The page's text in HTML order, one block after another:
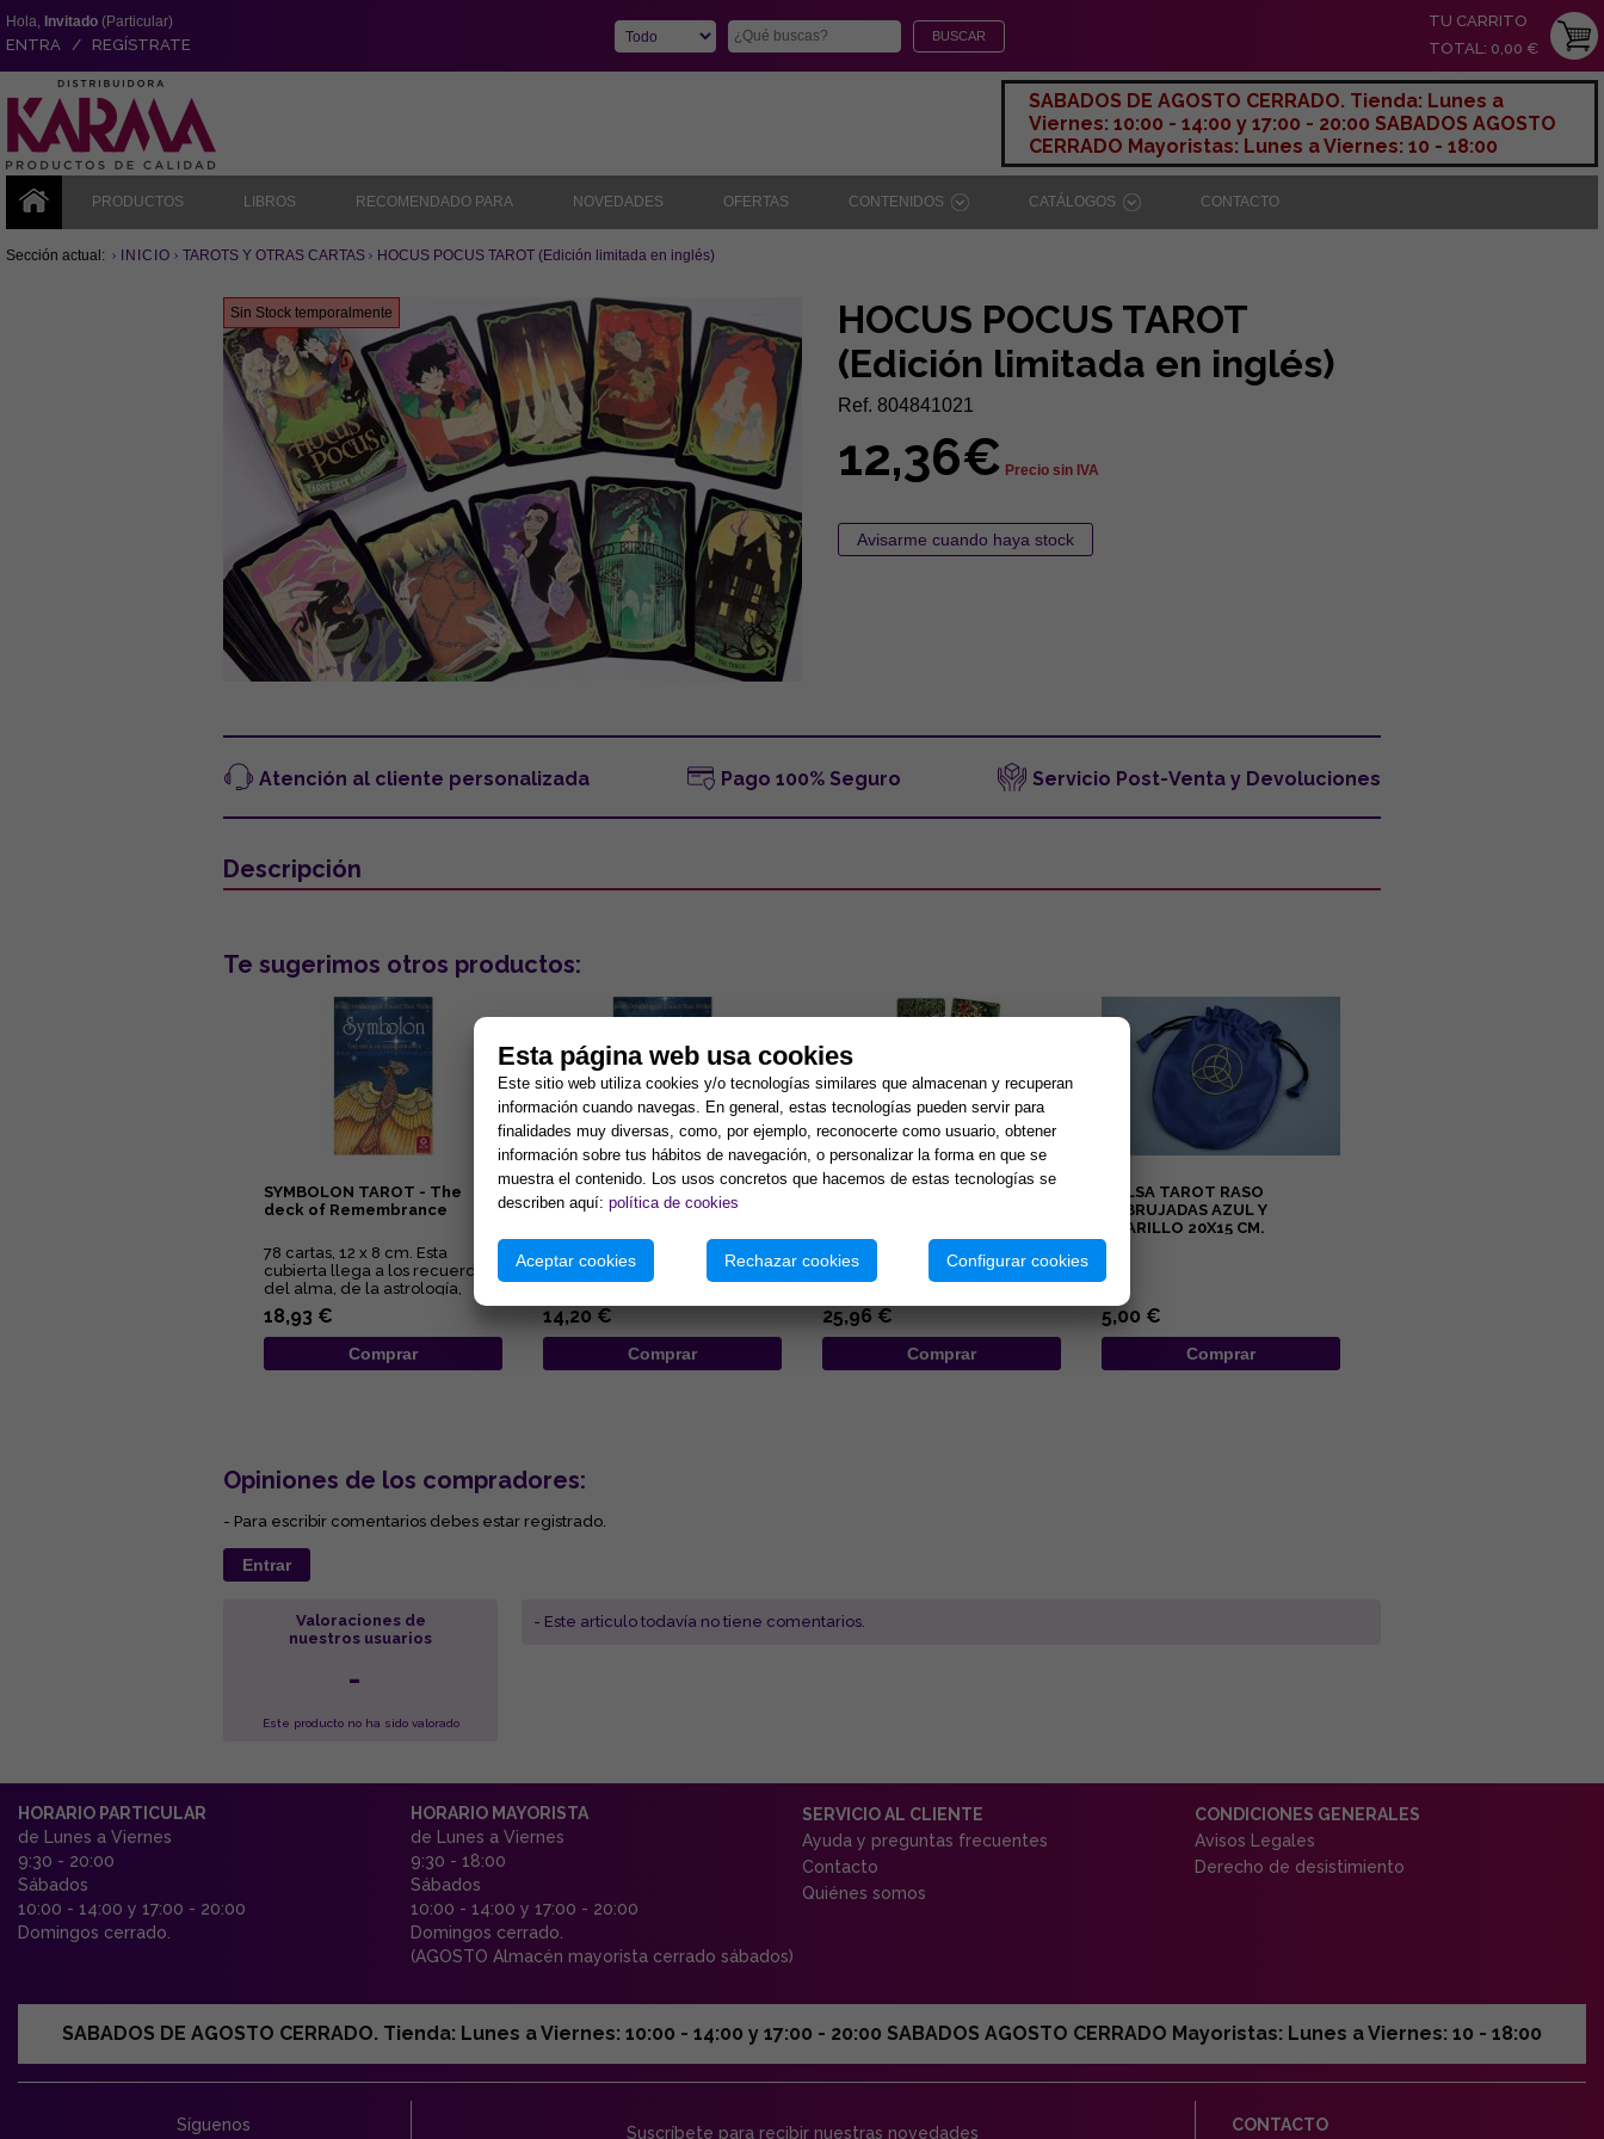
Hola, Invitado (Particular)
ENTRA / REGÍSTRATE
TU CARRITO
TOTAL: 0,00 €
SABADOS DE AGOSTO CERRADO. Tienda: Lunes a
Viernes: 10:00 - 14:00 y 17:00 - 20:00 SABADOS AGOSTO
CERRADO Mayoristas: Lunes a Viernes: 10 - 18:00
PRODUCTOS LIBROS RECOMENDADO PARA NOVEDADES OFERTAS CONTENIDOS CATÁLOGOS CONTACTO
Sección actual: INICIO TAROTS Y OTRAS CARTAS HOCUS POCUS TAROT (Edición limitada en inglés)
Sin Stock temporalmente
HOCUS POCUS TAROT
(Edición limitada en inglés)
Ref. 804841021
12,36€ Precio sin IVA
Atención al cliente personalizada Pago 100% Seguro Servicio Post-Venta y Devoluciones
Descripción
Te sugerimos otros productos:
SYMBOLON TAROT - The
deck of Remembrance
78 cartas, 12 x 8 cm. Esta
cubierta llega a los recuerdos
del alma, de la astrología,
ideas personales, y el s...
18,93 €
Comprar
SYMBOLON TAROT - POCKET
78 Cartas 9 x 6 cm. Versión
inglés. THE DECK OF
Ingrid Zinnel and Thea Weller.
This ...
14,20 €
Comprar
SANTA MUERTE TAROT
...
25,96 €
Comprar
BOLSA TAROT RASO
EMBRUJADAS AZUL Y
AMARILLO 20X15 CM.
5,00 €
Comprar
Opiniones de los compradores:
- Para escribir comentarios debes estar registrado.
Entrar
Valoraciones de
nuestros usuarios
-
Este producto no ha sido valorado
- Este articulo todavía no tiene comentarios.
HORARIO PARTICULAR
de Lunes a Viernes
9:30 - 20:00
Sábados
10:00 - 14:00 y 17:00 - 20:00
Domingos cerrado.
HORARIO MAYORISTA
de Lunes a Viernes
9:30 - 18:00
Sábados
10:00 - 14:00 y 17:00 - 20:00
Domingos cerrado.
(AGOSTO Almacén mayorista cerrado sábados)
SERVICIO AL CLIENTE
Ayuda y preguntas frecuentes
Contacto
Quiénes somos
CONDICIONES GENERALES
Avisos Legales
Derecho de desistimiento
SABADOS DE AGOSTO CERRADO. Tienda: Lunes a Viernes: 10:00 - 14:00 y 17:00 - 20:00 SABADOS AGOSTO CERRADO Mayoristas: Lunes a Viernes: 10 - 18:00
Síguenos Suscríbete para recibir nuestras novedades CONTACTO
Esta página web usa cookies
Este sitio web utiliza cookies y/o tecnologías similares que almacenan y recuperan
información cuando navegas. En general, estas tecnologías pueden servir para
finalidades muy diversas, como, por ejemplo, reconocerte como usuario, obtener
información sobre tus hábitos de navegación, o personalizar la forma en que se
muestra el contenido. Los usos concretos que hacemos de estas tecnologías se
describen aquí: política de cookies
Aceptar cookies Rechazar cookies Configurar cookies